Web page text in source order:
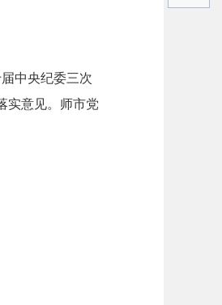
中央纪委三次
实意见。师市党